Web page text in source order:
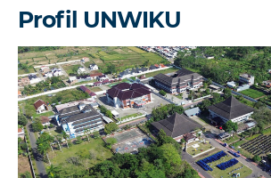
Profil UNWIKU